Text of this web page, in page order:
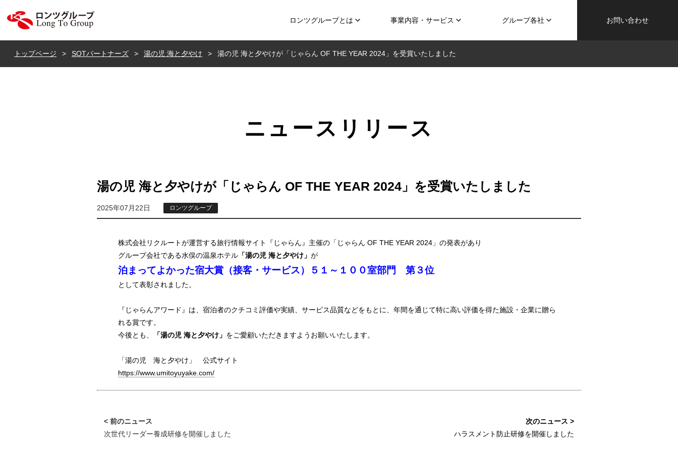
ロンツグループとは
事業内容・サービス グループ各社 お問い合わせ
トップページ SOTパートナーズ 湯の児 海と夕やけ 湯の児 海と夕やけが「じゃらん OF THE YEAR 2024」を受賞いたしました
ニュースリリース
湯の児 海と夕やけが「じゃらん OF THE YEAR 2024」を受賞いたしました
2025年07月22日 ロンツグループ
株式会社リクルートが運営する旅行情報サイト『じゃらん』主催の「じゃらん OF THE YEAR 2024」の発表があり
グループ会社である水俣の温泉ホテル 「湯の児 海と夕やけ」 が
泊まってよかった宿大賞（接客・サービス）５１～１００室部門 第３位
として表彰されました。
『じゃらんアワード』は、宿泊者のクチコミ評価や実績、サービス品質などをもとに、年間を通じて特に高い評価を得た施設・企業に贈ら
れる賞です。
今後とも、
「湯の児 海と夕やけ」 をご愛顧いただきますようお願いいたします。
「湯の児 海と夕やけ」 公式サイト
https://www.umitoyuyake.com/
次世代リーダー養成研修を開催しました ハラスメント防止研修を開催しました